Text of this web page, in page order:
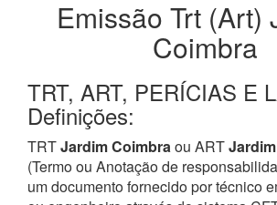
Emissão Trt (Art)
Coimbra
TRT, ART, PERÍCIAS E
Definições:
TRTJardim Coimbraou ART
(Termo ou Anotação de
um documento fornecido por técnico